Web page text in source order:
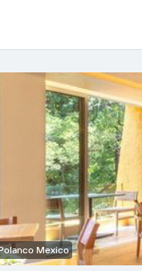
Mexico